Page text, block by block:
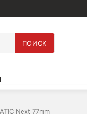
ПОИСК
Next 77mm